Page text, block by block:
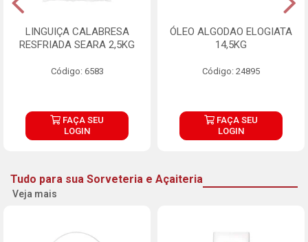
LINGUIÇA CALABRESA
RESFRIADA SEARA 2,5KG
Código: 6583
FAÇA SEU
LOGIN
ÓLEO ALGODAO ELOGIATA
14,5KG
Código: 24895
FAÇA SEU
LOGIN
Tudo para sua Sorveteria e Açaiteria
Veja mais